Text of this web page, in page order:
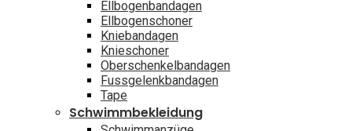
Ellbogenbandagen
Ellbogenschoner
Kniebandagen
Knieschoner
Oberschenkelbandagen
Fussgelenkbandagen
Tape
Schwimmbekleidung